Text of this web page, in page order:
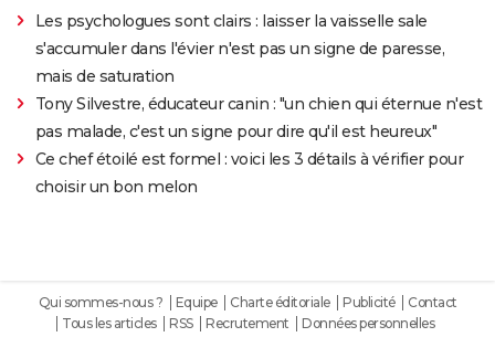
Les psychologues sont clairs : laisser la vaisselle sale
s'accumuler dans l'évier n'est pas un signe de paresse,
mais de saturation
Tony Silvestre, éducateur canin : "un chien qui éternue n'est
pas malade, c'est un signe pour dire qu'il est heureux"
Ce chef étoilé est formel : voici les 3 détails à vérifier pour
choisir un bon melon
Qui sommes-nous ? Equipe Charte éditoriale Publicité
Contact
Tous les articles
RSS Recrutement
Données personnelles